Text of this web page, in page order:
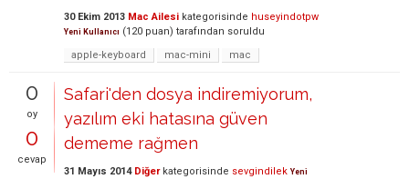
30 Ekim 2013 Mac Ailesi kategorisinde huseyindotpw
Yeni Kullanıcı (120 puan) tarafından soruldu
apple-keyboard
mac-mini mac
0
oy
0
cevap
Safari'den dosya indiremiyorum,
yazılım eki hatasına güven
dememe rağmen
31 Mayıs 2014 Diğerkategorisinde sevgindilek Yeni